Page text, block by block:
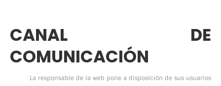
CANAL DE
COMUNICACIÓN
La responsable de la web pone a disposición de sus usuarios